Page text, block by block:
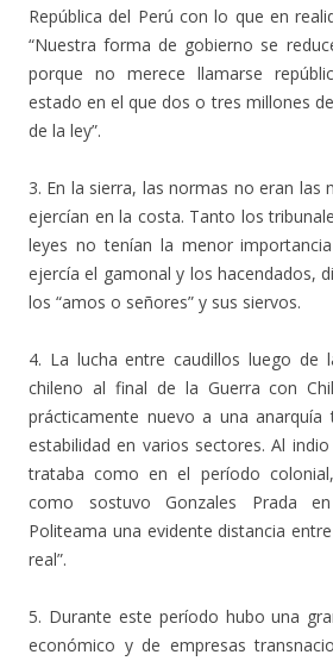
República del Perú con lo que en
“Nuestra forma de gobierno se
porque no merece llamarse
estado en el que dos o tres millones
de la ley”.
3. En la sierra, las normas no eran las
ejercían en la costa. Tanto los
leyes no tenían la menor
ejercía el gamonal y los hacendados,
los “amos o señores” y sus siervos.
4. La lucha entre caudillos luego de
chileno al final de la Guerra con
prácticamente nuevo a una
estabilidad en varios sectores. Al
trataba como en el período
como sostuvo Gonzales Prada
Politeama una evidente distancia
real”.
5. Durante este período hubo una
económico y de empresas